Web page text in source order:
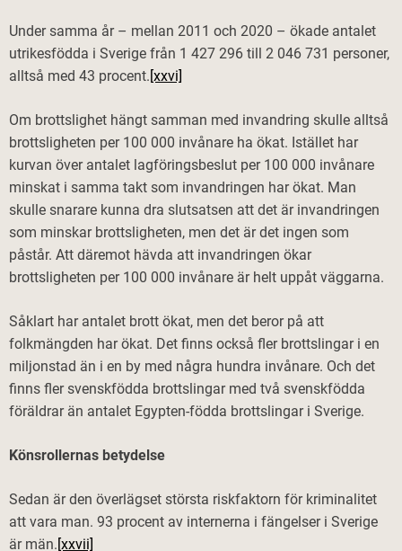
Under samma år – mellan 2011 och 2020 – ökade antalet
utrikesfödda i Sverige från 1 427 296 till 2 046 731 personer,
alltså med 43 procent.[xxvi]
Om brottslighet hängt samman med invandring skulle alltså
brottsligheten per 100 000 invånare ha ökat. Istället har
kurvan över antalet lagföringsbeslut per 100 000 invånare
minskat i samma takt som invandringen har ökat. Man
skulle snarare kunna dra slutsatsen att det är invandringen
som minskar brottsligheten, men det är det ingen som
påstår. Att däremot hävda att invandringen ökar
brottsligheten per 100 000 invånare är helt uppåt väggarna.
Såklart har antalet brott ökat, men det beror på att
folkmängden har ökat. Det finns också fler brottslingar i en
miljonstad än i en by med några hundra invånare. Och det
finns fler svenskfödda brottslingar med två svenskfödda
föräldrar än antalet Egypten-födda brottslingar i Sverige.
Könsrollernas betydelse
Sedan är den överlägset största riskfaktorn för kriminalitet
att vara man. 93 procent av internerna i fängelser i Sverige
är män.[xxvii]